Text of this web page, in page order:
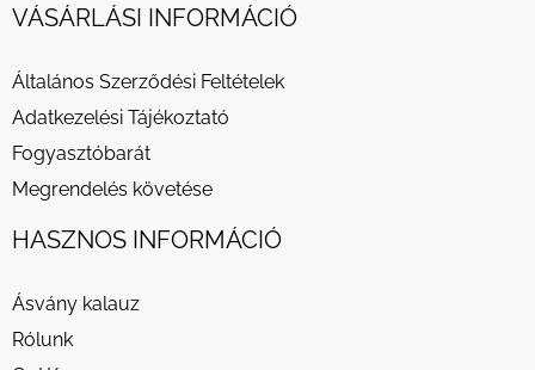
VÁSÁRLÁSI INFORMÁCIÓ
Általános Szerződési Feltételek
Adatkezelési Tájékoztató
Fogyasztóbarát
Megrendelés követése
HASZNOS INFORMÁCIÓ
Ásvány kalauz
Rólunk